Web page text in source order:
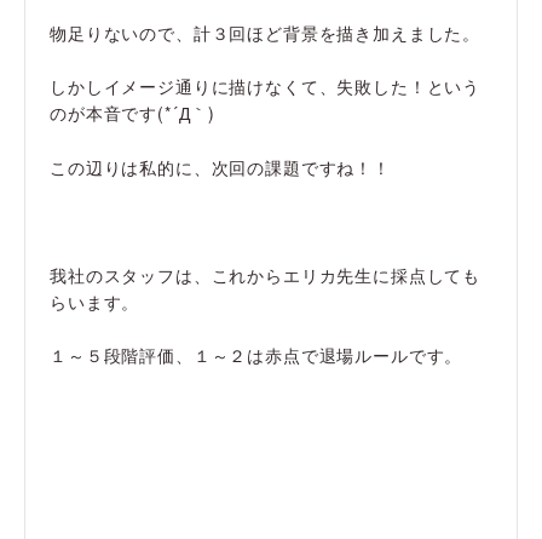
物足りないので、計３回ほど背景を描き加えました。
しかしイメージ通りに描けなくて、失敗した！という
のが本音です(*´Д｀)
この辺りは私的に、次回の課題ですね！！
我社のスタッフは、これからエリカ先生に採点しても
らいます。
１～５段階評価、１～２は赤点で退場ルールです。